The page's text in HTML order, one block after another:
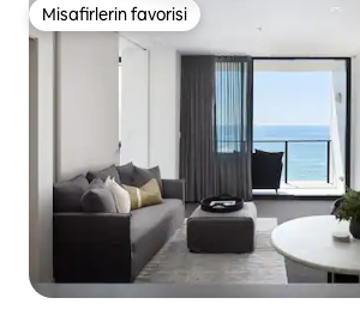
Misafirlerin favorisi
Misafirlerin favorisi